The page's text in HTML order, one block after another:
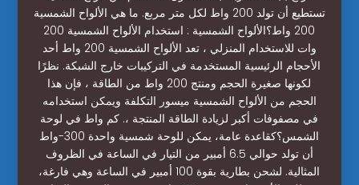
تستطيع أن تولد 200 واط لكل متر مربع. ما هي الألواح الشمسية
200 واط؟الألواح الشمسية : استخدام الألواح الشمسية 200
وات للاستخدام المنزلي ، تعد الألواح الشمسية 200 واط أحد
الأحجام الرئيسية المستخدمة في التركيبات خارج الشبكة. نظرًا
لكونها صغيرة الحجم ومنتج 200 واط من الطاقة ، فإن هذا
الحجم من الألواح الشمسية ميسور التكلفة ويمكن استخدامه
في مصفوفات أكبر لزيادة الطاقة المنتجة ،. كم واط في لوحة
الشمس؟كقاعدة عامة، يمكن للوحة شمسية واحدة 300-واط
أن تولد حوالي 6.5 أمبير من التيار في الساعة في الظروف
المثالية. لشحن بطارية بقوة 100 أمبير في الساعة وهي فارغة،